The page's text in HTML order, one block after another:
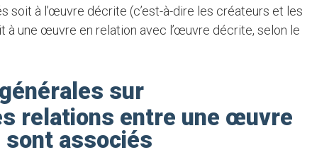
soit à l’œuvre décrite (c’est-à-dire les créateurs et les
à une œuvre en relation avec l’œuvre décrite, selon le
sur
relations entre une œuvre
associés